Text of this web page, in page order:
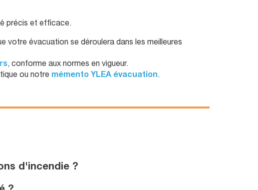
précis et efficace.
évacuation se déroulera dans les meilleures
, conforme aux normes en vigueur.
ou notre mémento YLEA évacuation.
d'incendie ?